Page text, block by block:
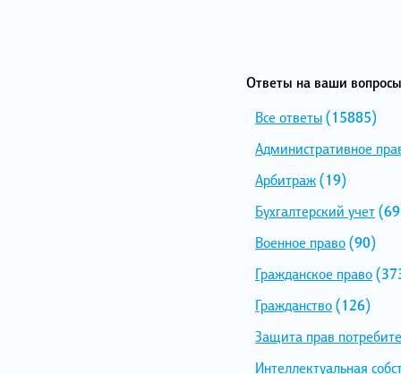
Ответы на ваши
Все ответы(15885)
Административное
Арбитраж(19)
Бухгалтерский учет
Военное право(90)
Гражданское право
Гражданство(126)
Защита прав
Интеллектуальная